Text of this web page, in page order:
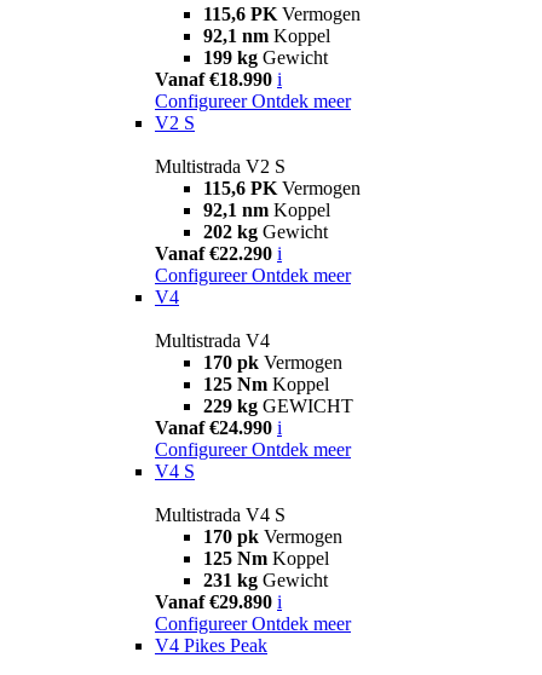
115,6 PK Vermogen
92,1 nm Koppel
199 kg Gewicht
Vanaf €18.990 i
Configureer Ontdek meer
V2 S
Multistrada V2 S
115,6 PK Vermogen
92,1 nm Koppel
202 kg Gewicht
Vanaf €22.290 i
Configureer Ontdek meer
V4
Multistrada V4
170 pk Vermogen
125 Nm Koppel
229 kg GEWICHT
Vanaf €24.990 i
Configureer Ontdek meer
V4 S
Multistrada V4 S
170 pk Vermogen
125 Nm Koppel
231 kg Gewicht
Vanaf €29.890 i
Configureer Ontdek meer
V4 Pikes Peak